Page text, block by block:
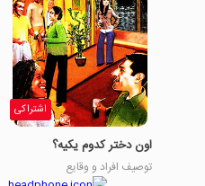
اشتراکی
اون دختر کدوم یکیه؟
توصیف افراد و وقایع